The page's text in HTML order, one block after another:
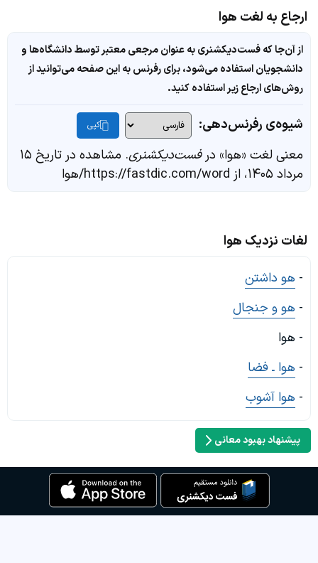
ارجاع به لغت هوا
از آن‌جا که فست‌دیکشنری به عنوان مرجعی معتبر توسط دانشگاه‌ها و
دانشجویان استفاده می‌شود، برای رفرنس به این صفحه می‌توانید از
روش‌های ارجاع زیر استفاده کنید.
شیوه‌ی رفرنس‌دهی: کپی
معنی لغت «هوا» درفست‌دیکشنری
. مشاهده در تاریخ ۱۵
مرداد ۱۴۰۵، از https://fastdic.com/word/هوا
لغات نزدیک هوا
- هو داشتن
- هو و جنجال
- هوا
- هوا ـ فضا
- هوا آشوب
پیشنهاد بهبود معانی